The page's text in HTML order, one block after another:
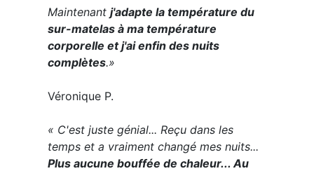
Maintenant j'adapte la température du
sur-matelas à ma température
corporelle et j'ai enfin des nuits
complètes.»
Véronique P.
« C'est juste génial... Reçu dans les
temps et a vraiment changé mes nuits...
Plus aucune bouffée de chaleur... Au